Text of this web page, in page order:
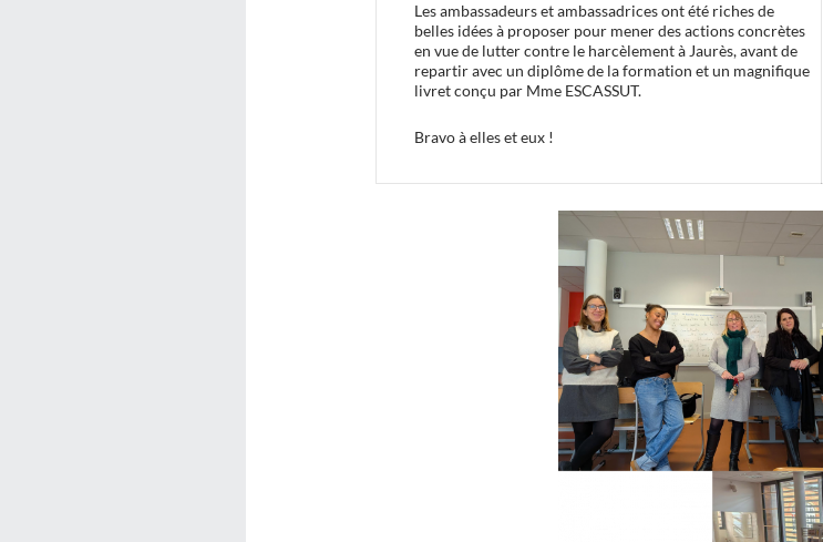
Les ambassadeurs et ambassadrices ont été riches de
belles idées à proposer pour mener des actions concrètes
en vue de lutter contre le harcèlement à Jaurès, avant de
repartir avec un diplôme de la formation et un magnifique
livret conçu par Mme ESCASSUT.
Bravo à elles et eux !